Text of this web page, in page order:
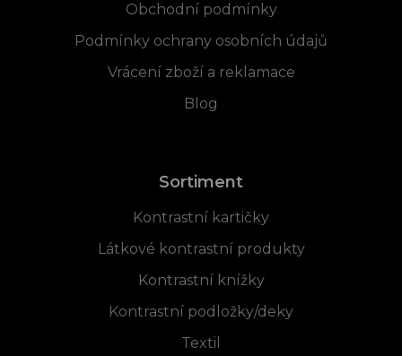
Obchodní podmínky
Podmínky ochrany osobních údajů
Vrácení zboží a reklamace
Blog
Sortiment
Kontrastní kartičky
Látkové kontrastní produkty
Kontrastní knížky
Kontrastní podložky/deky
Textil